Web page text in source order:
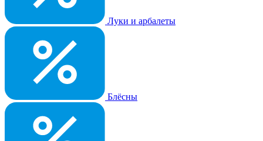
Луки и арбалеты
Блёсны